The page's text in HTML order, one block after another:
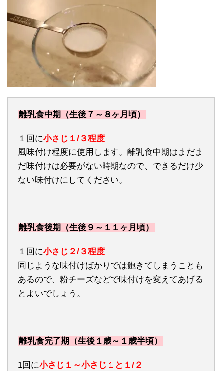
離乳食中期（生後７～８ヶ月頃）
１回に小さじ１/３程度
風味付け程度に使用します。離乳食中期はまだま
だ味付けは必要がない時期なので、できるだけ少
ない味付けにしてください。
離乳食後期（生後９～１１ヶ月頃）
１回に小さじ２/３程度
同じような味付けばかりでは飽きてしまうことも
あるので、粉チーズなどで味付けを変えてあげる
とよいでしょう。
離乳食完了期（生後１歳～１歳半頃）
1回に小さじ１～小さじ１と１/２